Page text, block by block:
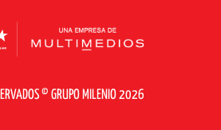
© GRUPO MILENIO 2026